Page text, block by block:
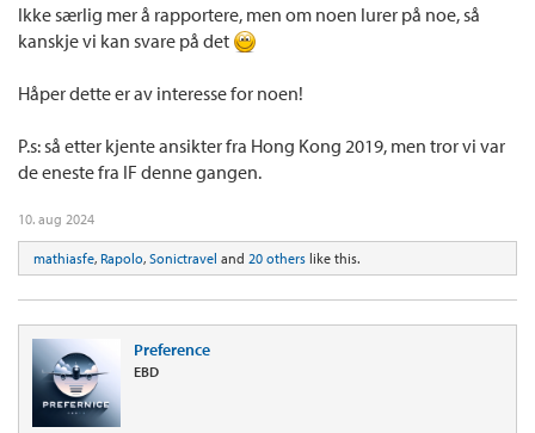
Ikke særlig mer å rapportere, men om noen lurer på noe, så
kanskje vi kan svare på det
Håper dette er av interesse for noen!
P.s: så etter kjente ansikter fra Hong Kong 2019, men tror vi var
de eneste fra IF denne gangen.
10. aug 2024
mathiasfe, Rapolo, Sonictravel and 20 others like this.
Preference
EBD